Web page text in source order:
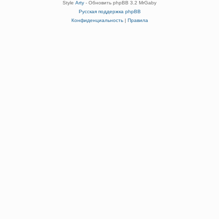
Style Arty - Обновить phpBB 3.2 MrGaby
Русская поддержка phpBB
Конфиденциальность| Правила